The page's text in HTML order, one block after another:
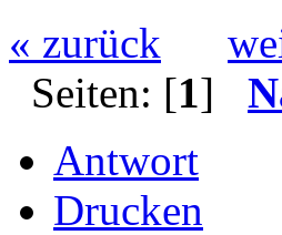
« zurück
Seiten: [1]
Antwort
Drucken